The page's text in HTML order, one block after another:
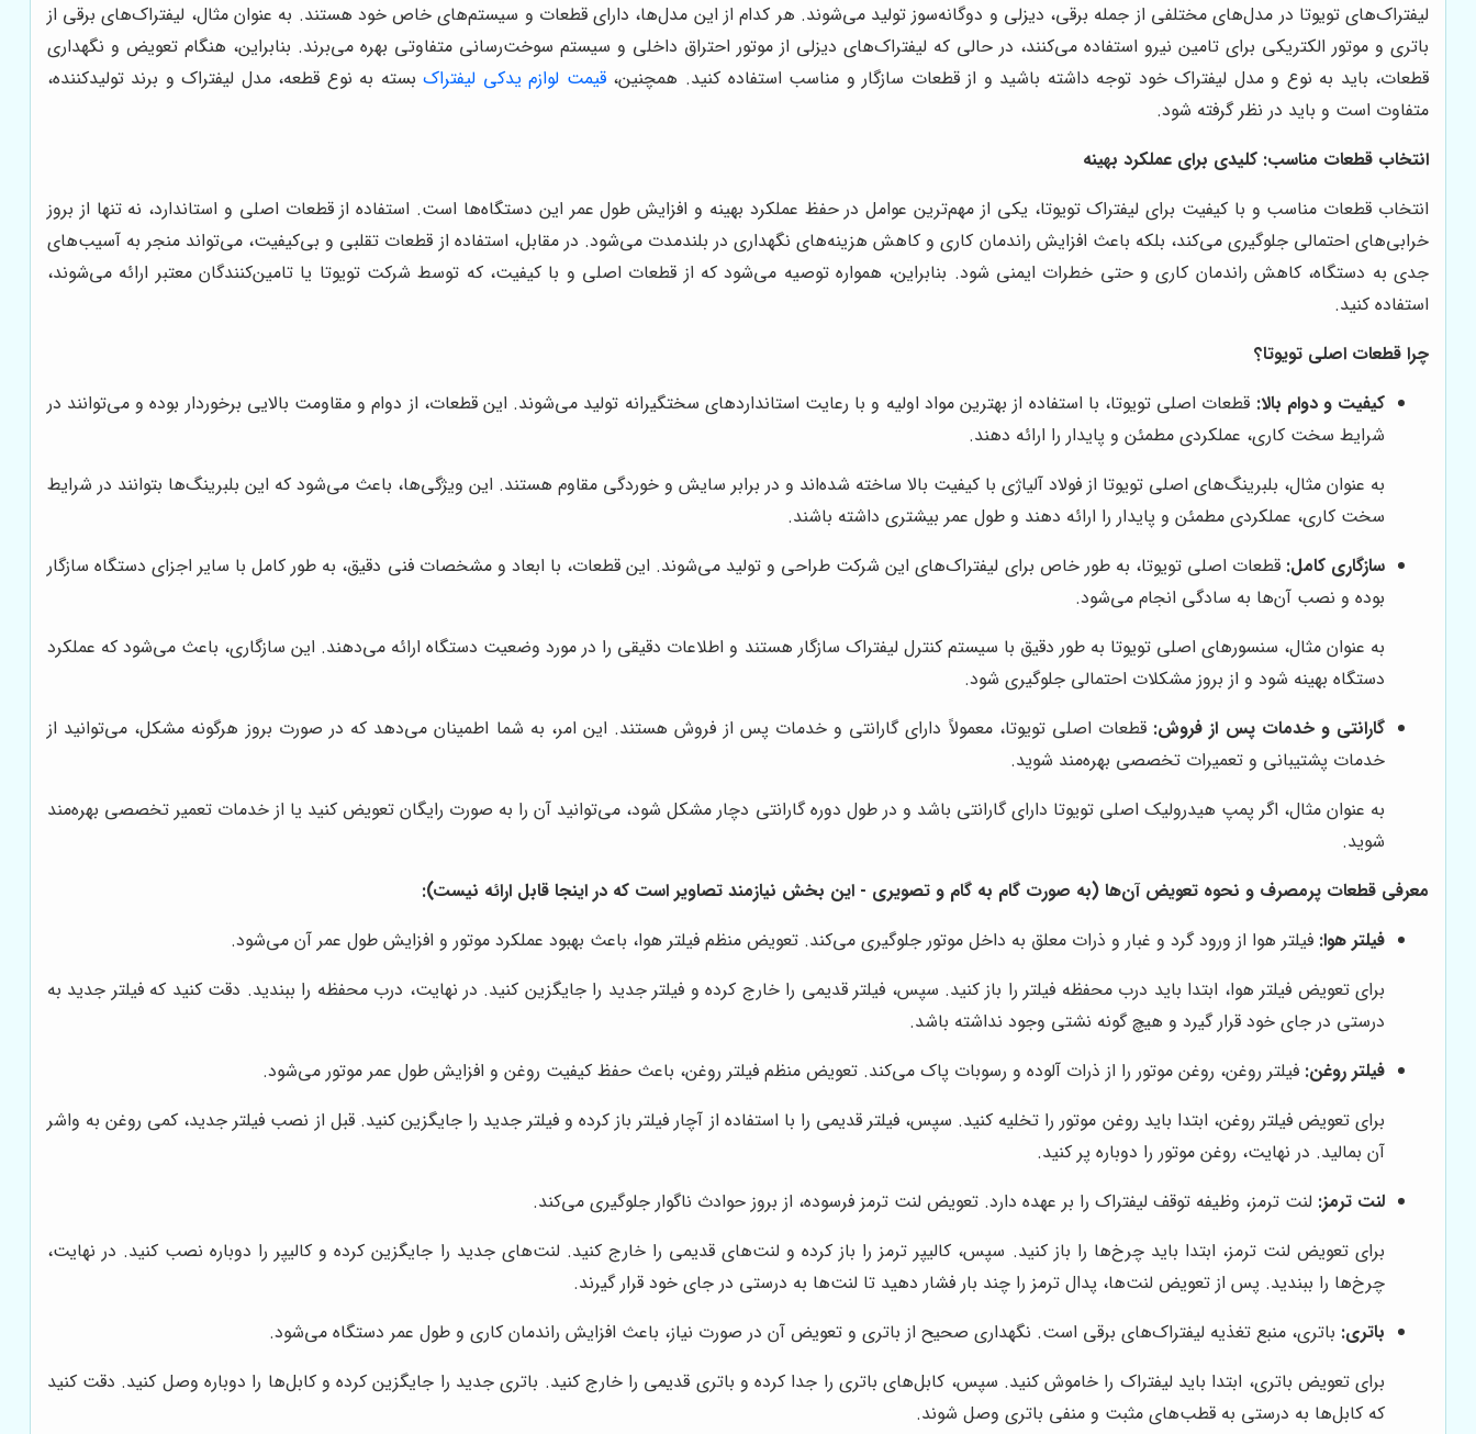
لیفتراک‌های تویوتا در مدل‌های مختلفی از جمله برقی، دیزلی و دوگانه‌سوز تولید می‌شوند. هر کدام از این مدل‌ها، دارای قطعات و سیستم‌های خاص خود هستند. به عنوان مثال، لیفتراک‌های برقی از
باتری و موتور الکتریکی برای تامین نیرو استفاده می‌کنند، در حالی که لیفتراک‌های دیزلی از موتور احتراق داخلی و سیستم سوخت‌رسانی متفاوتی بهره می‌برند. بنابراین، هنگام تعویض و نگهداری
قطعات، باید به نوع و مدل لیفتراک خود توجه داشته باشید و از قطعات سازگار و مناسب استفاده کنید. همچنین،قیمت لوازم یدکی لیفتراکبسته به نوع قطعه، مدل لیفتراک و برند تولیدکننده،
متفاوت است و باید در نظر گرفته شود.
انتخاب قطعات مناسب: کلیدی برای عملکرد بهینه
انتخاب قطعات مناسب و با کیفیت برای لیفتراک تویوتا، یکی از مهم‌ترین عوامل در حفظ عملکرد بهینه و افزایش طول عمر این دستگاه‌ها است. استفاده از قطعات اصلی و استاندارد، نه تنها از بروز
خرابی‌های احتمالی جلوگیری می‌کند، بلکه باعث افزایش راندمان کاری و کاهش هزینه‌های نگهداری در بلندمدت می‌شود. در مقابل، استفاده از قطعات تقلبی و بی‌کیفیت، می‌تواند منجر به آسیب‌های
جدی به دستگاه، کاهش راندمان کاری و حتی خطرات ایمنی شود. بنابراین، همواره توصیه می‌شود که از قطعات اصلی و با کیفیت، که توسط شرکت تویوتا یا تامین‌کنندگان معتبر ارائه می‌شوند،
استفاده کنید.
چرا قطعات اصلی تویوتا؟
کیفیت و دوام بالا: قطعات اصلی تویوتا، با استفاده از بهترین مواد اولیه و با رعایت استانداردهای سختگیرانه تولید می‌شوند. این قطعات، از دوام و مقاومت بالایی برخوردار بوده و می‌توانند در
شرایط سخت کاری، عملکردی مطمئن و پایدار را ارائه دهند.
به عنوان مثال، بلبرینگ‌های اصلی تویوتا از فولاد آلیاژی با کیفیت بالا ساخته شده‌اند و در برابر سایش و خوردگی مقاوم هستند. این ویژگی‌ها، باعث می‌شود که این بلبرینگ‌ها بتوانند در شرایط
سخت کاری، عملکردی مطمئن و پایدار را ارائه دهند و طول عمر بیشتری داشته باشند.
سازگاری کامل: قطعات اصلی تویوتا، به طور خاص برای لیفتراک‌های این شرکت طراحی و تولید می‌شوند. این قطعات، با ابعاد و مشخصات فنی دقیق، به طور کامل با سایر اجزای دستگاه سازگار
بوده و نصب آن‌ها به سادگی انجام می‌شود.
به عنوان مثال، سنسورهای اصلی تویوتا به طور دقیق با سیستم کنترل لیفتراک سازگار هستند و اطلاعات دقیقی را در مورد وضعیت دستگاه ارائه می‌دهند. این سازگاری، باعث می‌شود که عملکرد
دستگاه بهینه شود و از بروز مشکلات احتمالی جلوگیری شود.
گارانتی و خدمات پس از فروش: قطعات اصلی تویوتا، معمولاً دارای گارانتی و خدمات پس از فروش هستند. این امر، به شما اطمینان می‌دهد که در صورت بروز هرگونه مشکل، می‌توانید از
خدمات پشتیبانی و تعمیرات تخصصی بهره‌مند شوید.
به عنوان مثال، اگر پمپ هیدرولیک اصلی تویوتا دارای گارانتی باشد و در طول دوره گارانتی دچار مشکل شود، می‌توانید آن را به صورت رایگان تعویض کنید یا از خدمات تعمیر تخصصی بهره‌مند
شوید.
معرفی قطعات پرمصرف و نحوه تعویض آن‌ها (به صورت گام به گام و تصویری - این بخش نیازمند تصاویر است که در اینجا قابل ارائه نیست):
فیلتر هوا: فیلتر هوا از ورود گرد و غبار و ذرات معلق به داخل موتور جلوگیری می‌کند. تعویض منظم فیلتر هوا، باعث بهبود عملکرد موتور و افزایش طول عمر آن می‌شود.
برای تعویض فیلتر هوا، ابتدا باید درب محفظه فیلتر را باز کنید. سپس، فیلتر قدیمی را خارج کرده و فیلتر جدید را جایگزین کنید. در نهایت، درب محفظه را ببندید. دقت کنید که فیلتر جدید به
درستی در جای خود قرار گیرد و هیچ گونه نشتی وجود نداشته باشد.
فیلتر روغن: فیلتر روغن، روغن موتور را از ذرات آلوده و رسوبات پاک می‌کند. تعویض منظم فیلتر روغن، باعث حفظ کیفیت روغن و افزایش طول عمر موتور می‌شود.
برای تعویض فیلتر روغن، ابتدا باید روغن موتور را تخلیه کنید. سپس، فیلتر قدیمی را با استفاده از آچار فیلتر باز کرده و فیلتر جدید را جایگزین کنید. قبل از نصب فیلتر جدید، کمی روغن به واشر
آن بمالید. در نهایت، روغن موتور را دوباره پر کنید.
لنت ترمز: لنت ترمز، وظیفه توقف لیفتراک را بر عهده دارد. تعویض لنت ترمز فرسوده، از بروز حوادث ناگوار جلوگیری می‌کند.
برای تعویض لنت ترمز، ابتدا باید چرخ‌ها را باز کنید. سپس، کالیپر ترمز را باز کرده و لنت‌های قدیمی را خارج کنید. لنت‌های جدید را جایگزین کرده و کالیپر را دوباره نصب کنید. در نهایت،
چرخ‌ها را ببندید. پس از تعویض لنت‌ها، پدال ترمز را چند بار فشار دهید تا لنت‌ها به درستی در جای خود قرار گیرند.
باتری: باتری، منبع تغذیه لیفتراک‌های برقی است. نگهداری صحیح از باتری و تعویض آن در صورت نیاز، باعث افزایش راندمان کاری و طول عمر دستگاه می‌شود.
برای تعویض باتری، ابتدا باید لیفتراک را خاموش کنید. سپس، کابل‌های باتری را جدا کرده و باتری قدیمی را خارج کنید. باتری جدید را جایگزین کرده و کابل‌ها را دوباره وصل کنید. دقت کنید
که کابل‌ها به درستی به قطب‌های مثبت و منفی باتری وصل شوند.